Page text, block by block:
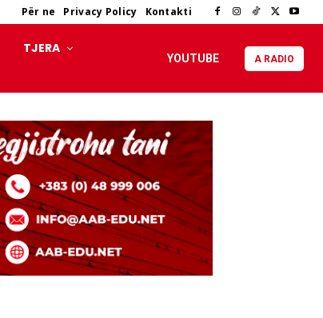
Për ne Privacy Policy Kontakti
TJERA
YOUTUBE A RADIO